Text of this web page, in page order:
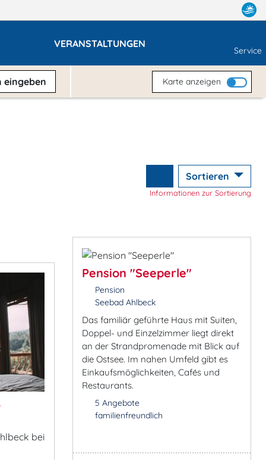
VERANSTALTUNGEN
Service
eingeben Karte anzeigen
Sortieren
Informationen zur Sortierung
bei
Pension "Seeperle"
Pension
Seebad Ahlbeck
Das familiär geführte Haus mit Suiten,
Doppel- und Einzelzimmer liegt direkt
an der Strandpromenade mit Blick auf
die Ostsee. Im nahen Umfeld gibt es
Einkaufsmöglichkeiten, Cafés und
Restaurants.
5 Angebote
familienfreundlich